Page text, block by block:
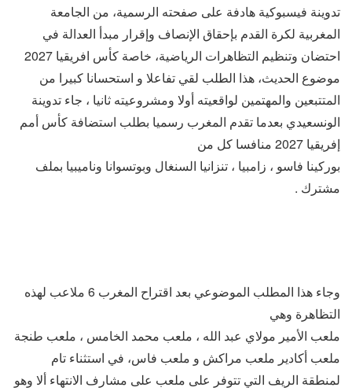
تدوينة فيسبوكية هادفة على صفحته الرسمية، من الجامعة
المغربية لكرة القدم بإحقاق الإنصاف وإقرار مبدأ العدالة في
احتضان وتنظيم التظاهرات الرياضية، خاصة كأس افريقيا 2027
موضوع الحديث، هذا الطلب لقي تفاعلا و استحسانا كبيرا من
المتتبعين والمهتمين لواقعيته أولا ومشروعيته ثانيا ، جاء تدوينة
الونسعيدي بعدما تقدم المغرب رسميا بطلب استضافة كأس أمم
إفريقيا 2027 منافسا كل من
بوركينا فاسو ، زامبيا ، تنزانيا السنغال وبوتسوانا وناميبيا بملف
مشترك .
وجاء هذا المطلب الموضوعي بعد اقتراح المغرب 6 ملاعب لهذه
التظاهرة وهي
ملعب الأمير مولاي عبد الله ، ملعب محمد الخامس ، ملعب طنجة
ملعب أكادير ملعب مراكش و ملعب فاس، في استثناء تام
لمنطقة الريف التي تتوفر على ملعب على مشارف الانتهاء ألا وهو